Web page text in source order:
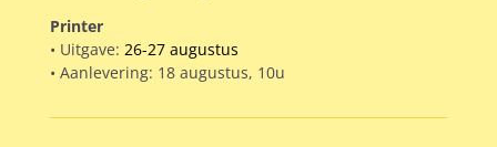
Printer
• Uitgave: 26-27 augustus
• Aanlevering: 18 augustus, 10u